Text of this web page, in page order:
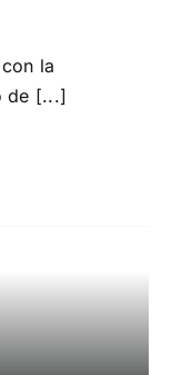
la
de [...]